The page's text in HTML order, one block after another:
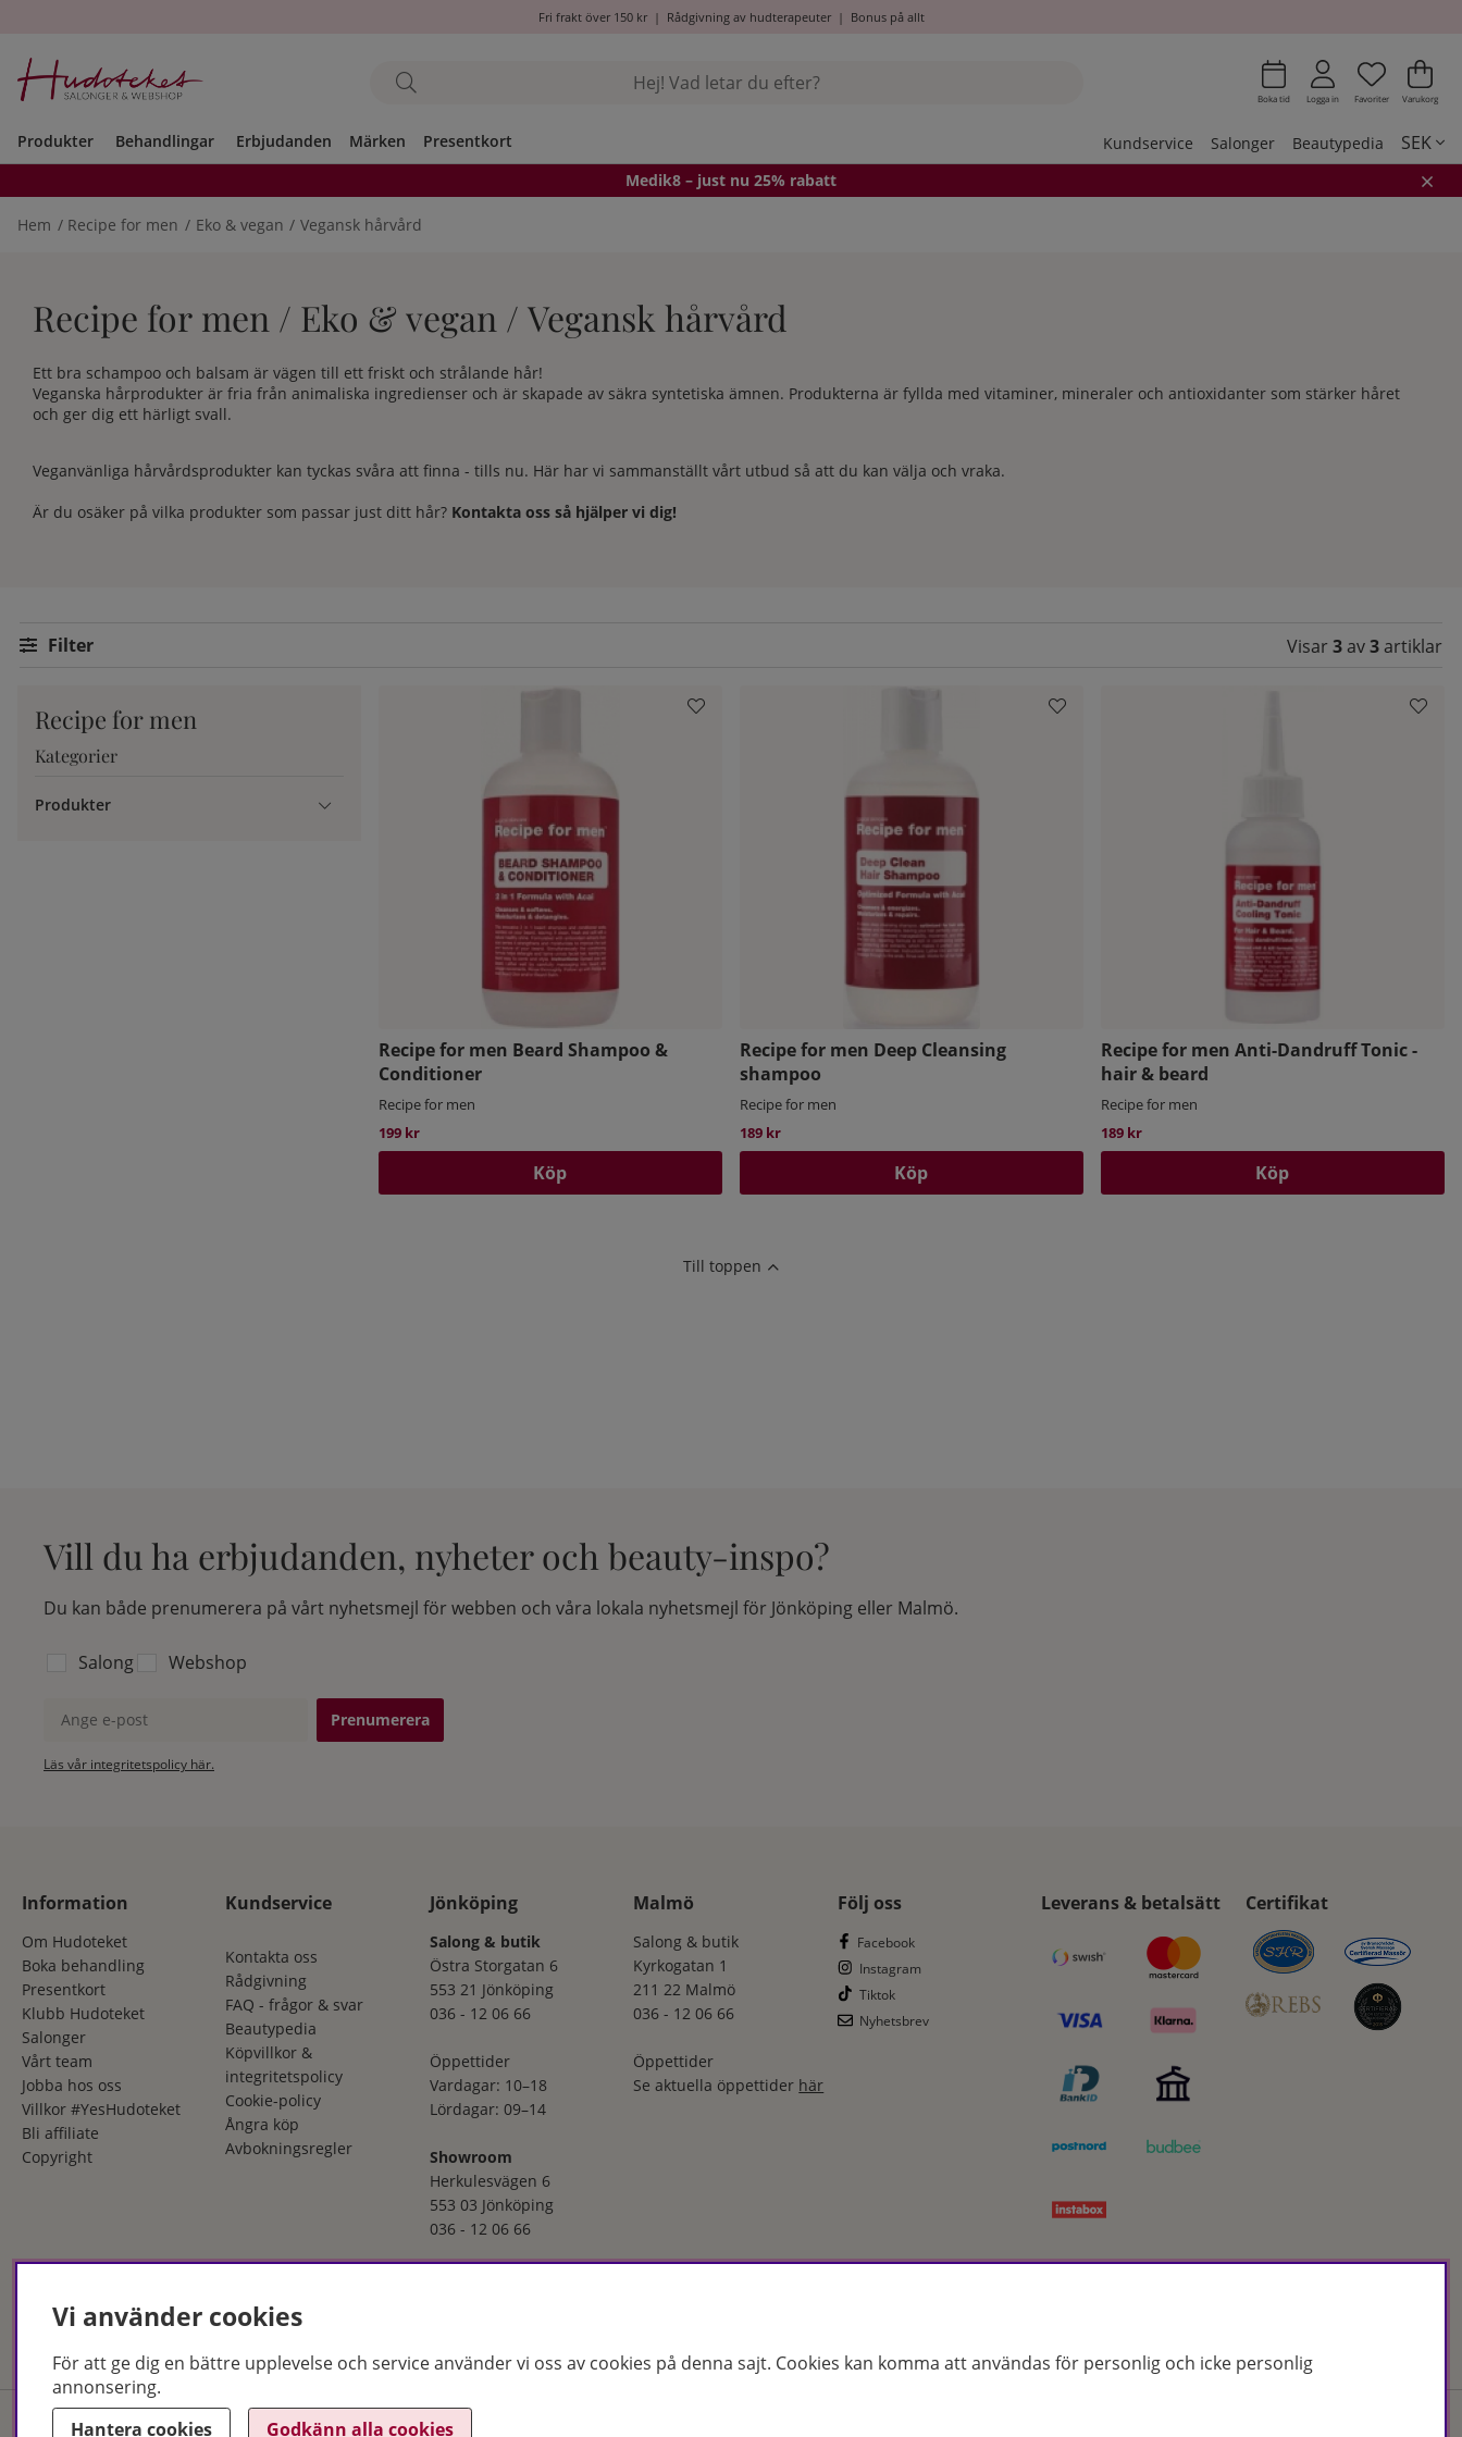
Fri frakt över 150 kr| Rådgivning av hudterapeuter| Bonus på allt
Boka tid Logga in Antal i
.
Favoriter .
Varukorg
Produkter Behandlingar Erbjudanden Märken Presentkort Kundservice Salonger Beautypedia SEK
Medik8 – just nu 25% rabatt
Hem Recipe for men Eko & vegan Vegansk hårvård
Recipe for men / Eko & vegan / Vegansk hårvård
Ett bra schampoo och balsam är vägen till ett friskt och strålande hår!
Veganska hårprodukter är fria från animaliska ingredienser och är skapade av säkra syntetiska ämnen. Produkterna är fyllda med vitaminer, mineraler och antioxidanter som stärker håret
och ger dig ett härligt svall.
Veganvänliga hårvårdsprodukter kan tyckas svåra att finna - tills nu. Här har vi sammanställt vårt utbud så att du kan välja och vraka.
Är du osäker på vilka produkter som passar just ditt hår? Kontakta oss så hjälper vi dig!
Filtrera Visar 3av3artiklar
Recipe for men
Kategorier
Produkter
Recipe for men Beard Shampoo &
Conditioner
Recipe for men
199 kr
Köp
Recipe for men Deep Cleansing
shampoo
Recipe for men
189 kr
Köp
Recipe for men Anti-Dandruff Tonic -
hair & beard
Recipe for men
189 kr
Köp
Till toppen
Vill du ha erbjudanden, nyheter och beauty-inspo?
Du kan både prenumerera på vårt nyhetsmejl för webben och våra lokala nyhetsmejl för Jönköping eller Malmö.
Välj vilken lista du vill prenumerera på:
Salong
Webshop
Ange e-post
Läs vår integritetspolicy här.
Information
Om Hudoteket
Boka behandling
Presentkort
Klubb Hudoteket
Salonger
Vårt team
Jobba hos oss
Villkor #YesHudoteket
Bli affiliate
Copyright
Kundservice
Kontakta oss
Rådgivning
FAQ - frågor & svar
Beautypedia
Köpvillkor &
integritetspolicy
Cookie-policy
Ångra köp
Avbokningsregler
Jönköping
Salong & butik
Östra Storgatan 6
553 21 Jönköping
036 - 12 06 66
Öppettider
Vardagar: 10–18
Lördagar: 09–14
Showroom
Herkulesvägen 6
553 03 Jönköping
036 - 12 06 66
Malmö
Salong & butik
Kyrkogatan 1
211 22 Malmö
036 - 12 06 66
Öppettider
Se aktuella öppettider här
Följ oss
Facebook
Instagram
Tiktok
Nyhetsbrev
Leverans & betalsätt Certifikat
Vi använder cookies
För att ge dig en bättre upplevelse och service använder vi oss av cookies på denna sajt. Cookies kan komma att användas för personlig och icke personlig
annonsering.
Hantera cookies
Godkänn alla cookies